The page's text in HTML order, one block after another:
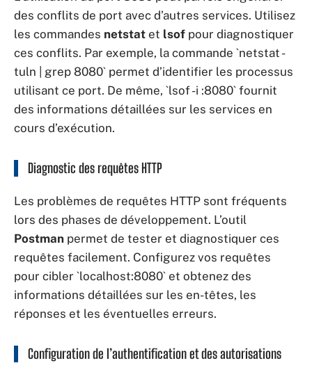
des conflits de port avec d’autres services. Utilisez
les commandes netstat et lsof pour diagnostiquer
ces conflits. Par exemple, la commande `netstat -
tuln | grep 8080` permet d’identifier les processus
utilisant ce port. De même, `lsof -i :8080` fournit
des informations détaillées sur les services en
cours d’exécution.
Diagnostic des requêtes HTTP
Les problèmes de requêtes HTTP sont fréquents
lors des phases de développement. L’outil
Postman permet de tester et diagnostiquer ces
requêtes facilement. Configurez vos requêtes
pour cibler `localhost:8080` et obtenez des
informations détaillées sur les en-têtes, les
réponses et les éventuelles erreurs.
Configuration de l’authentification et des autorisations